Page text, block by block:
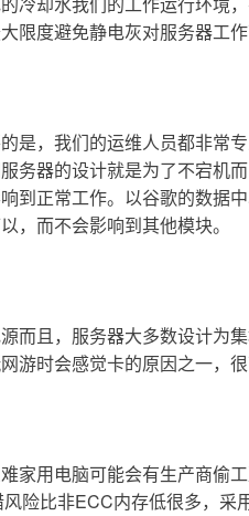
限度避免静电灰对服务器工
务器的设计就是为了不宕机
到正常工作。以谷歌的数据
，而不会影响到其他模块。
游时会感觉卡的原因之一，
险比非ECC内存低很多，